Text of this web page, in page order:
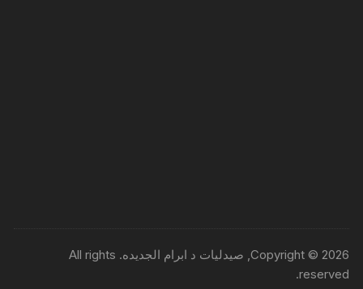
Copyright © 2026, صيدليات د ابرام الجديده. All rights
reserved.